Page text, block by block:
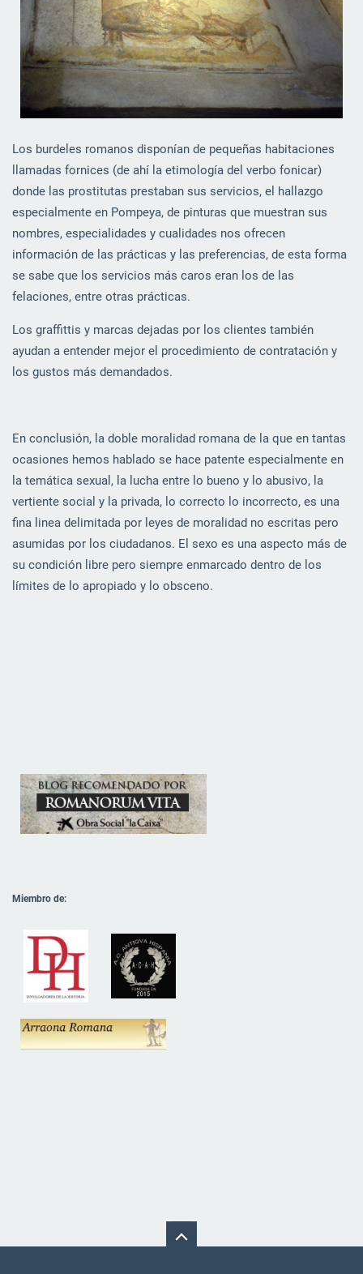
Los burdeles romanos disponían de pequeñas habitaciones
llamadas fornices (de ahí la etimología del verbo fonicar)
donde las prostitutas prestaban sus servicios, el hallazgo
especialmente en Pompeya, de pinturas que muestran sus
nombres, especialidades y cualidades nos ofrecen
información de las prácticas y las preferencias, de esta forma
se sabe que los servicios más caros eran los de las
felaciones, entre otras prácticas.
Los graffittis y marcas dejadas por los clientes también
ayudan a entender mejor el procedimiento de contratación y
los gustos más demandados.
En conclusión, la doble moralidad romana de la que en tantas
ocasiones hemos hablado se hace patente especialmente en
la temática sexual, la lucha entre lo bueno y lo abusivo, la
vertiente social y la privada, lo correcto lo incorrecto, es una
fina linea delimitada por leyes de moralidad no escritas pero
asumidas por los ciudadanos. El sexo es una aspecto más de
su condición libre pero siempre enmarcado dentro de los
límites de lo apropiado y lo obsceno.
Miembro de: